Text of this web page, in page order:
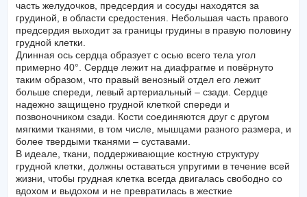
часть желудочков, предсердия и сосуды находятся за
грудиной, в области средостения. Небольшая часть правого
предсердия выходит за границы грудины в правую половину
грудной клетки.
Длинная ось сердца образует с осью всего тела угол
примерно 40°. Сердце лежит на диафрагме и повёрнуто
таким образом, что правый венозный отдел его лежит
больше спереди, левый артериальный – сзади. Сердце
надежно защищено грудной клеткой спереди и
позвоночником сзади. Кости соединяются друг с другом
мягкими тканями, в том числе, мышцами разного размера, и
более твердыми тканями – суставами.
В идеале, ткани, поддерживающие костную структуру
грудной клетки, должны оставаться упругими в течение всей
жизни, чтобы грудная клетка всегда двигалась свободно со
вдохом и выдохом и не превратилась в жесткие